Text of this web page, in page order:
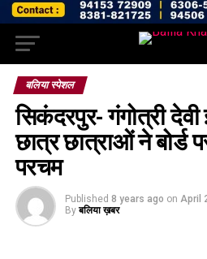
बलिया स्पेशल
सिकंदरपुर- गंगोत्री
छात्र छात्राओं ने बोर्ड
परचम
Published 8 years ago on April
By बलिया ख़बर